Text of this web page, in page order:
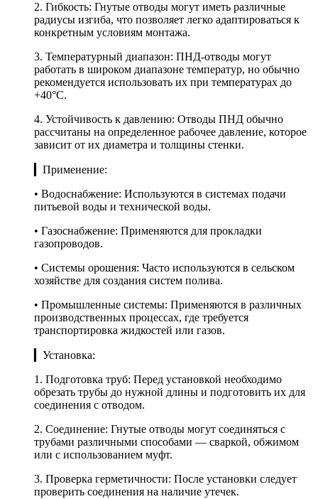
2. Гибкость: Гнутые отводы могут иметь различные
радиусы изгиба, что позволяет легко адаптироваться к
конкретным условиям монтажа.
3. Температурный диапазон: ПНД-отводы могут
работать в широком диапазоне температур, но обычно
рекомендуется использовать их при температурах до
+40°C.
4. Устойчивость к давлению: Отводы ПНД обычно
рассчитаны на определенное рабочее давление, которое
зависит от их диаметра и толщины стенки.
▎Применение:
• Водоснабжение: Используются в системах подачи
питьевой воды и технической воды.
• Газоснабжение: Применяются для прокладки
газопроводов.
• Системы орошения: Часто используются в сельском
хозяйстве для создания систем полива.
• Промышленные системы: Применяются в различных
производственных процессах, где требуется
транспортировка жидкостей или газов.
▎Установка:
1. Подготовка труб: Перед установкой необходимо
обрезать трубы до нужной длины и подготовить их для
соединения с отводом.
2. Соединение: Гнутые отводы могут соединяться с
трубами различными способами — сваркой, обжимом
или с использованием муфт.
3. Проверка герметичности: После установки следует
проверить соединения на наличие утечек.